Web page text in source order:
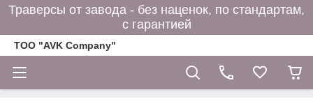
Траверсы от завода - без наценок, по стандартам,
с гарантией
ТОО "AVK Company"